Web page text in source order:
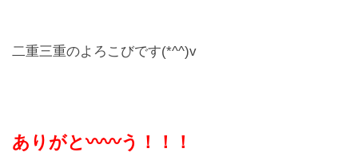
二重三重のよろこびです(*^^)v
ありがと〰〰う！！！